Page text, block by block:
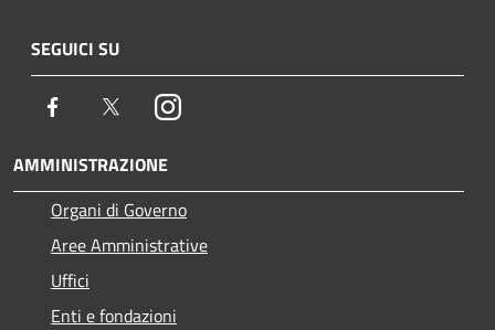
SEGUICI SU
Facebook TwitterInstagram
AMMINISTRAZIONE
Organi di Governo
Aree Amministrative
Uffici
Enti e fondazioni